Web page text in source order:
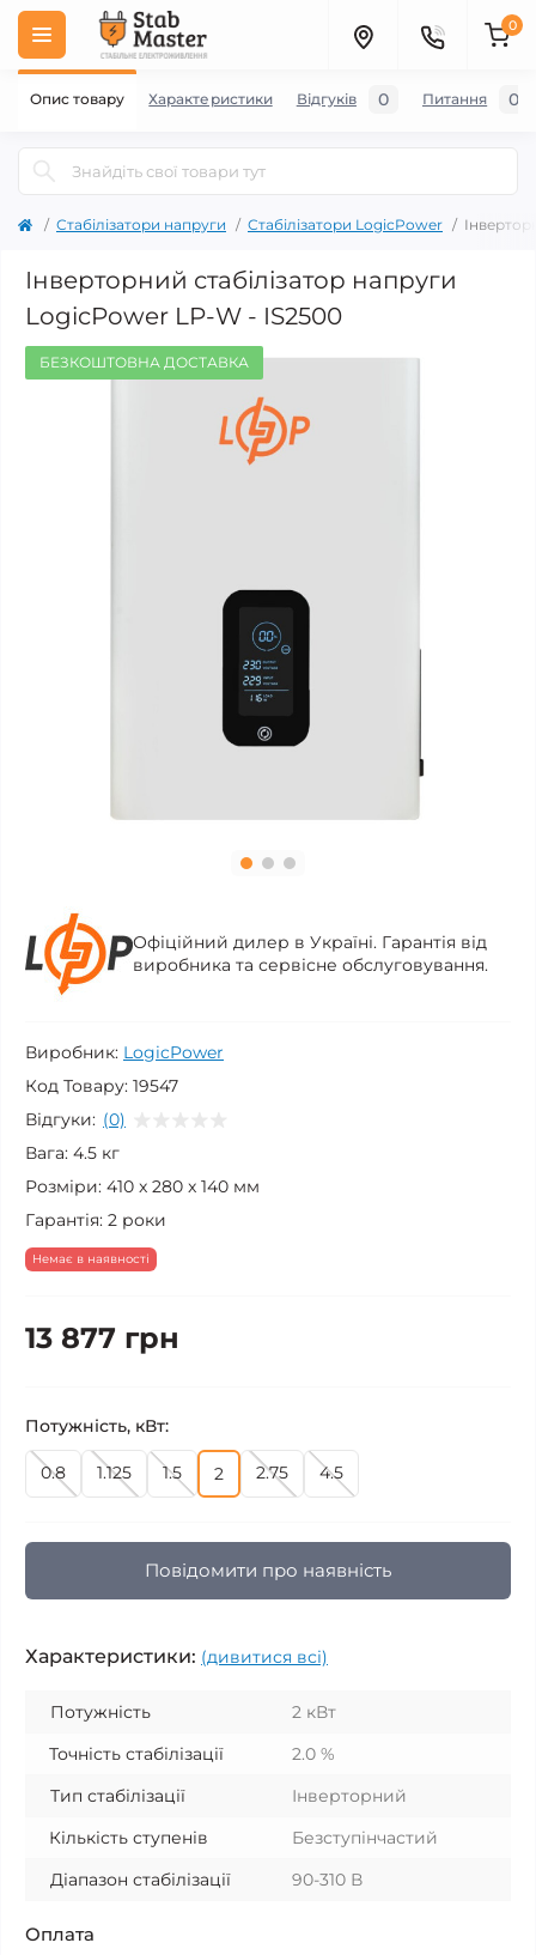
0
Стабілізатори напруги Стабілізатори LogicPower
Інверторний стабілізатор напруги
LogicPower LP-W - IS2500
БЕЗКОШТОВНА ДОСТАВКА
Офіційний дилер в Україні. Гарантія від
виробника та сервісне обслуговування.
Виробник: LogicPower
Код Товару: 19547
Відгуки: (0)
Вага: 4.5 кг
Розміри: 410 x 280 x 140 мм
Гарантія: 2 роки
Немає в наявності
13 877 грн
Потужність, кВт:
0.8 1.125 1.5 2 2.75 4.5
Повідомити про наявність
Характеристики: (дивитися всі)
Потужність
2 кВт
Точність стабілізації
2.0 %
Тип стабілізації
Інверторний
Кількість ступенів
Безступінчастий
Діапазон стабілізації
90-310 В
Оплата
Опис товару Характеристики Відгуків 0 Питання 0